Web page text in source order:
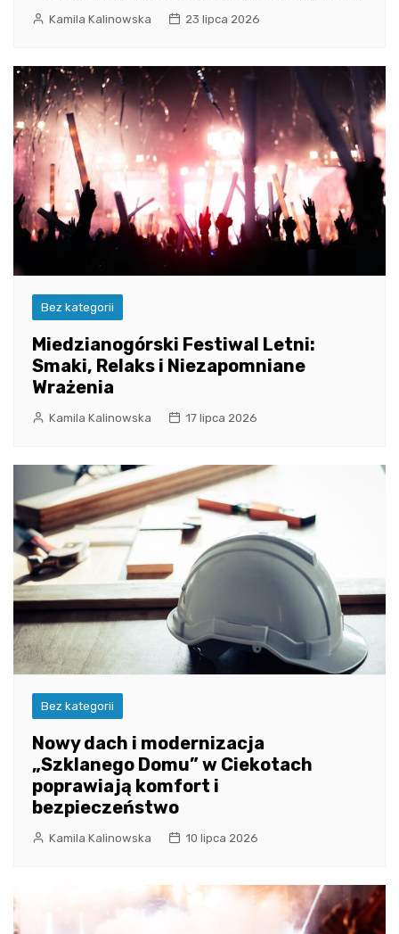
Kamila Kalinowska 23 lipca 2026
Bez kategorii
Miedzianogórski Festiwal Letni:
Smaki, Relaks i Niezapomniane
Wrażenia
Kamila Kalinowska 17 lipca 2026
Bez kategorii
Nowy dach i modernizacja
„Szklanego Domu” w Ciekotach
poprawiają komfort i
bezpieczeństwo
Kamila Kalinowska 10 lipca 2026